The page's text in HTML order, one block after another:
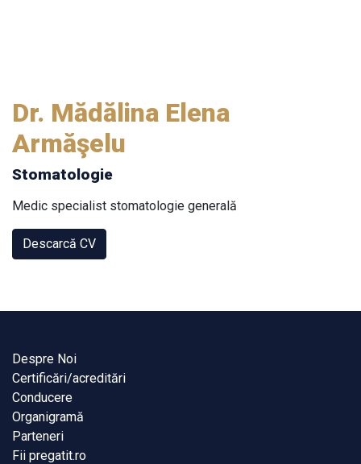
Dr. Mădălina Elena
Armăşelu
Stomatologie
Medic specialist stomatologie generală
Descarcă CV
Despre Noi
Certificări/acreditări
Conducere
Organigramă
Parteneri
Fii pregatit.ro